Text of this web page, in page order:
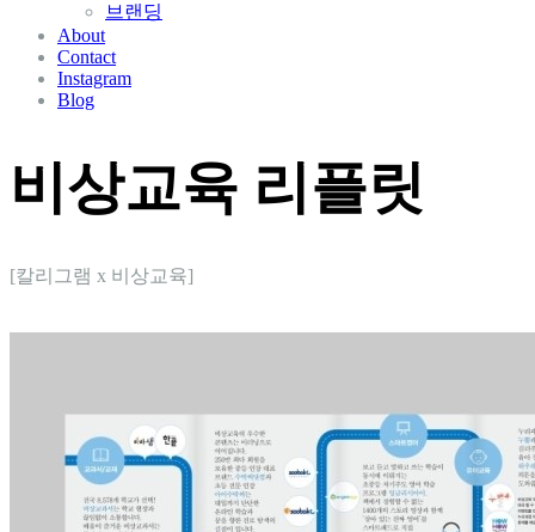
브랜딩
About
Contact
Instagram
Blog
비상교육 리플릿
[칼리그램 x 비상교육]